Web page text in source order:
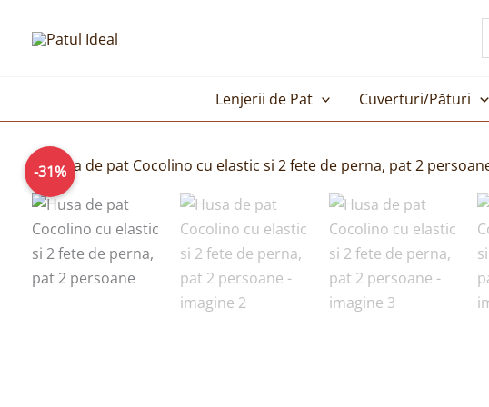
Lenjerii de Pat Cuverturi/Pături
-31%